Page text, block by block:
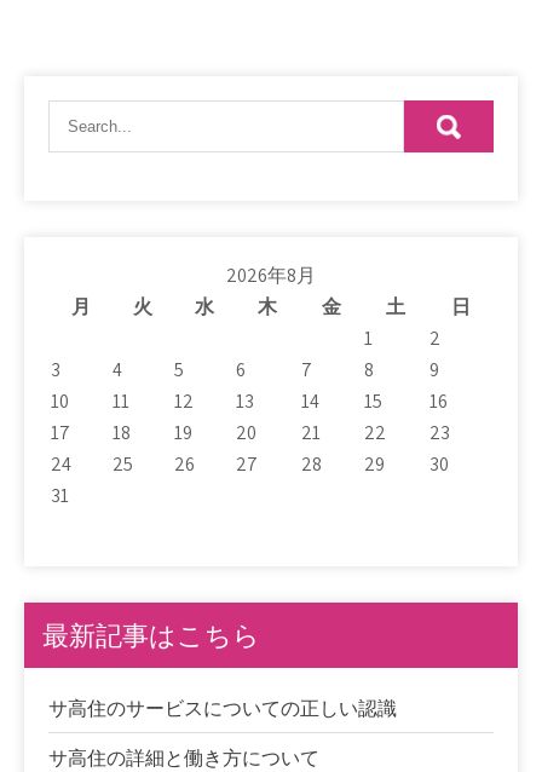
2026年8月
月
火 水 木 金 土
日
1
2
3
4 5 6 7 8
9
10
11 12 13 14 15
16
17
18 19 20 21 22
23
24
25 26 27 28 29
30
31
最新記事はこちら
サ高住のサービスについての正しい認識
サ高住の詳細と働き方について